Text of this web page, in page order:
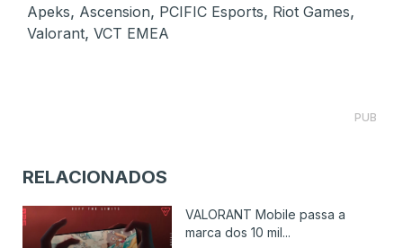
Apeks, Ascension, PCIFIC Esports, Riot Games,
Valorant, VCT EMEA
PUB
RELACIONADOS
VALORANT Mobile passa a
marca dos 10 mil...